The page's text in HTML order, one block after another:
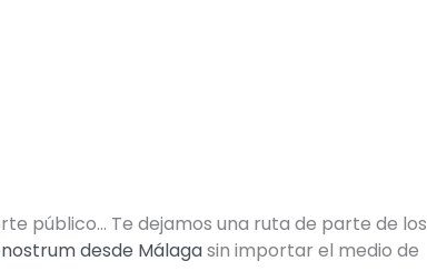
público… Te dejamos una ruta de parte de los
desde Málagasin importar el medio de